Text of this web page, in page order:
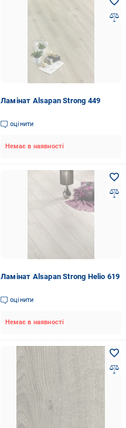
Ламінат Alsapan Strong 449
оцінити
Немає в наявності
Ламінат Alsapan Strong Helio 619
оцінити
Немає в наявності